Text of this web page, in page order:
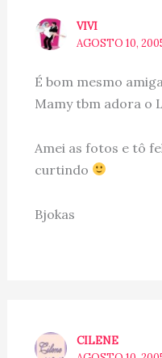
VIVI
AGOSTO 10,
É bom mesmo
Mamy tbm adora o
Amei as fotos e tô
curtindo
Bjokas
CILENE